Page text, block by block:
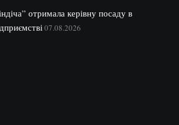
отримала керівну посаду в
07.08.2026